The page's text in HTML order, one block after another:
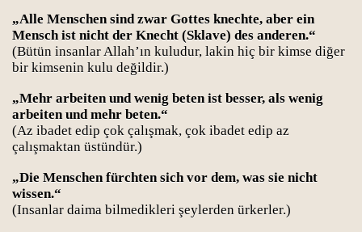
„Alle Menschen sind zwar Gottes knechte, aber ein
Mensch ist nicht der Knecht (Sklave) des anderen.“
(Bütün insanlar Allah’ın kuludur, lakin hiç bir kimse diğer
bir kimsenin kulu değildir.)
„Mehr arbeiten und wenig beten ist besser, als wenig
arbeiten und mehr beten.“
(Az ibadet edip çok çalışmak, çok ibadet edip az
çalışmaktan üstündür.)
„Die Menschen fürchten sich vor dem, was sie nicht
wissen.“
(Insanlar daima bilmedikleri şeylerden ürkerler.)